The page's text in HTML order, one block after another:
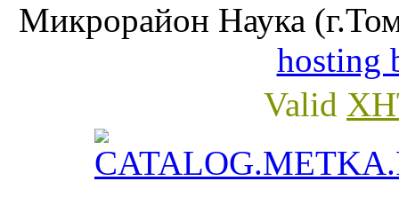
Микрорайон Наука
hosting
Valid